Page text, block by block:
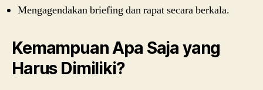
Mengagendakan briefing dan rapat secara berkala.
Kemampuan Apa Saja yang
Harus Dimiliki?